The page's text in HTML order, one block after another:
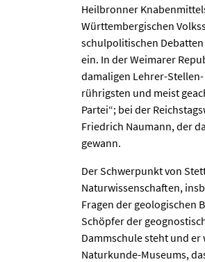
Heilbronner
Württembergischen
schulpolitischen
ein. In der Weimarer
damaligen Lehrer-
rührigsten und meist
Partei“; bei der
Friedrich Naumann, der
gewann.
Der Schwerpunkt von
Naturwissenschaften,
Fragen der geologischen
Schöpfer der
Dammschule steht und
Naturkunde-Museums,